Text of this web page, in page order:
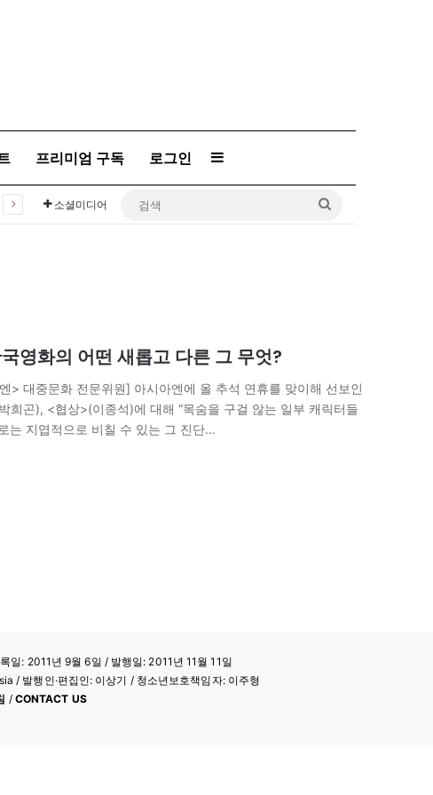
프리미엄 구독 로그인 Sidebar
소셜미디어
국영화의 어떤 새롭고 다른 그 무엇?
> 대중문화 전문위원] 아시아엔에 올 추석 연휴를 맞이해 선보인
곤), <협상>(이종석)에 대해 “목숨을 구걸 않는 일부 캐릭터들
는 지엽적으로 비칠 수 있는 그 진단
일: 2011년 9월 6일 / 발행일: 2011년 11월 11일
/ 발행인·편집인: 이상기 / 청소년보호책임자: 이주형
/ CONTACT US